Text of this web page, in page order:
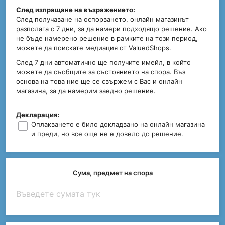
След изпращане на възражението:
След получаване на оспорването, онлайн магазинът
разполага с 7 дни, за да намери подходящо решение. Ако
не бъде намерено решение в рамките на този период,
можете да поискате медиация от ValuedShops.
След 7 дни автоматично ще получите имейл, в който
можете да съобщите за състоянието на спора. Въз
основа на това ние ще се свържем с Вас и онлайн
магазина, за да намерим заедно решение.
Декларация:
Оплакването е било докладвано на онлайн магазина
и преди, но все още не е довело до решение.
Сума, предмет на спора